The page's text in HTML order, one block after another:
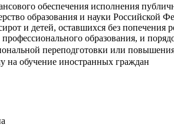
обеспечения исполнения
образования и науки Российской
и детей, оставшихся без
образования, и
переподготовки или
на обучение иностранных граждан